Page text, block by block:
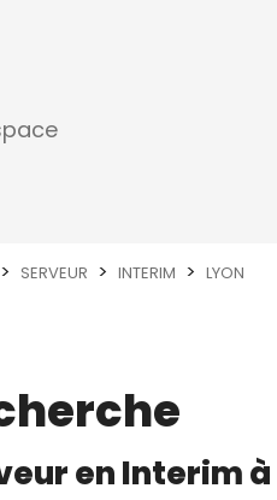
SERVEUR INTERIM LYON
enInterimà